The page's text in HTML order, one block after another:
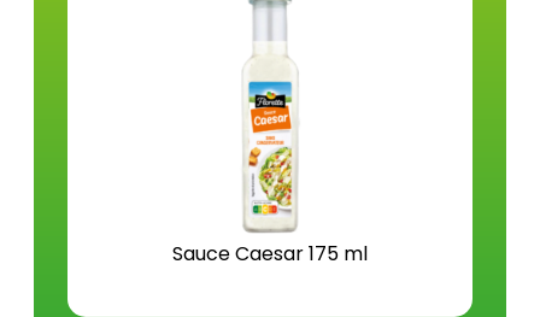
Sauce Caesar 175 ml